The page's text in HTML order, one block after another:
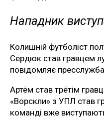
Нападник
Колишній футболіст
Сердюк став гравцем
повідомляє пресслужба
Артём став трётім
«Ворскли» з УПЛ став
команді вже